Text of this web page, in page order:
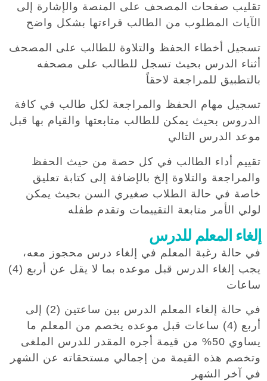
تقليب صفحات المصحف على المنصة والإشارة إلى
الآيات المطلوب من الطالب قراءتها بشكل واضح
تسجيل أخطاء الحفظ والتلاوة للطالب على المصحف
أثناء الدرس بحيث تسجل للطالب على مصحفه
بالتطبيق للمراجعة لاحقاً
تسجيل مهام الحفظ والمراجعة لكل طالب في كافة
الدروس بحيث يمكن للطالب متابعتها والقيام بها قبل
موعد الدرس التالي
تقييم أداء الطالب في كل حصة من حيث الحفظ
والمراجعة والتلاوة إلخ بالإضافة إلى كتابة تعليق
خاصة في حالة الطلاب صغيري السن بحيث يمكن
لولي الأمر متابعة التقييمات وتقدم طفله
إلغاء المعلم للدرس
في حالة رغبة المعلم في إلغاء درس محجوز معه،
يجب إلغاء الدرس قبل موعده بما لا يقل عن أربع (4)
ساعات
في حالة إلغاء المعلم الدرس بين ساعتين (2) إلى
أربع (4) ساعات قبل موعده يخصم من المعلم ما
يساوي 50% من قيمة أجره المقدر للدرس الملغى
وتخصم هذه القيمة من إجمالي مستحقاته عن الشهر
في آخر الشهر